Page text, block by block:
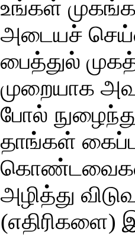
உங்கள்
அடையச்
பைத்துல்
முறையாக
போல்
தாங்கள்
அழித்து
(எதிரிகளை)